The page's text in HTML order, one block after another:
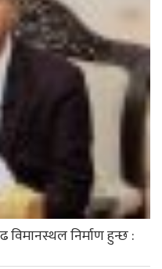
विमानस्थल निर्माण हुन्छ :